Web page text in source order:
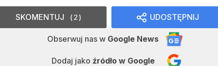
UDOSTĘPNIJ
Obserwuj nas w Google News
Dodaj jako źródło w Google
SKOMENTUJ 2